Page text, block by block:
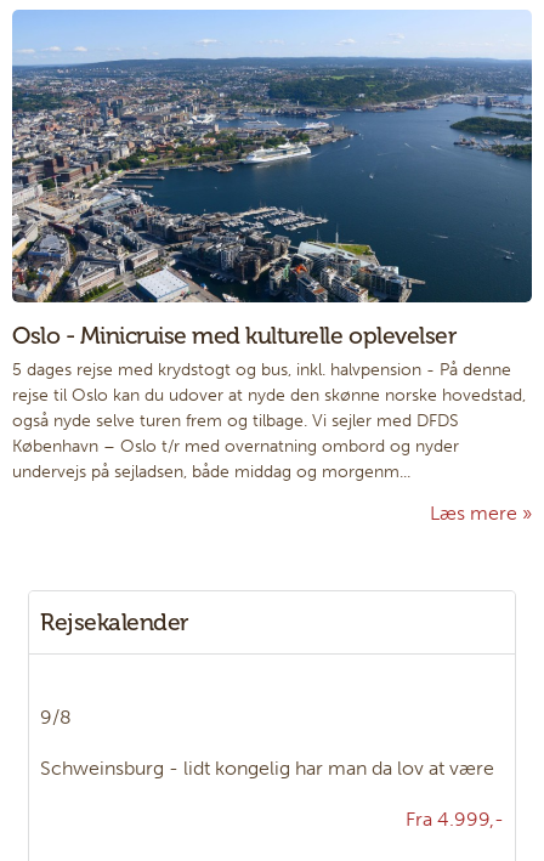
Oslo - Minicruise med kulturelle oplevelser
5 dages rejse med krydstogt og bus, inkl. halvpension - På denne
rejse til Oslo kan du udover at nyde den skønne norske hovedstad,
også nyde selve turen frem og tilbage. Vi sejler med DFDS
København – Oslo t/r med overnatning ombord og nyder
undervejs på sejladsen, både middag og morgenm...
Læs mere
Rejsekalender
9/8
Schweinsburg - lidt kongelig har man da lov at være
Fra 4.999,-